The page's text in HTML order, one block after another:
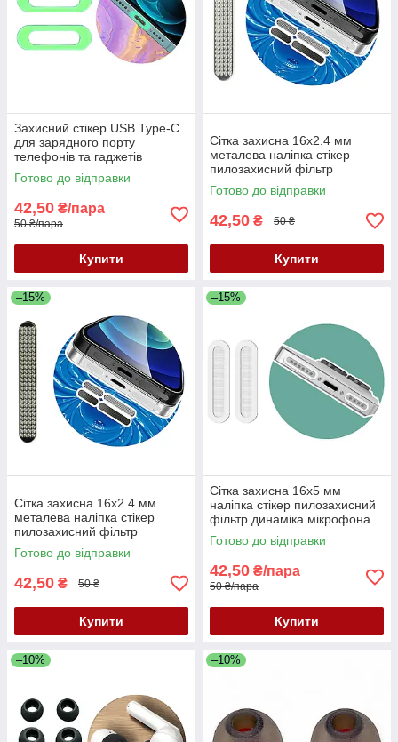
Захисний стікер USB Type-C
для зарядного порту
телефонів та гаджетів
наклейка ПВХ від подряпин
люмінесцентна глянсова
Готово до відправки
42,50 ₴/пара
50 ₴/пара
Купити
Сітка захисна 16x2.4 мм
металева наліпка стікер
пилозахисний фільтр
динаміка мікрофона для
телефонів планшетів
срібляста
Готово до відправки
42,50 ₴ 50 ₴
Купити
–15%
Сітка захисна 16x2.4 мм
металева наліпка стікер
пилозахисний фільтр
динаміка мікрофона для
телефонів планшетів чорна
Готово до відправки
42,50 ₴ 50 ₴
Купити
–15%
Сітка захисна 16x5 мм
наліпка стікер пилозахисний
фільтр динаміка мікрофона
для телефонів планшетів
біла напівпрозора
Готово до відправки
42,50 ₴/пара
50 ₴/пара
Купити
–10% –10%